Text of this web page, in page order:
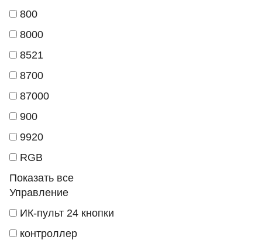
800
8000
8521
8700
87000
900
9920
RGB
Показать все
Управление
ИК-пульт 24 кнопки
контроллер